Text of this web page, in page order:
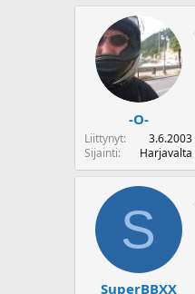
-O-
Liittynyt
3.6.2003
Sijainti
Harjavalta
S
SuperBBXX